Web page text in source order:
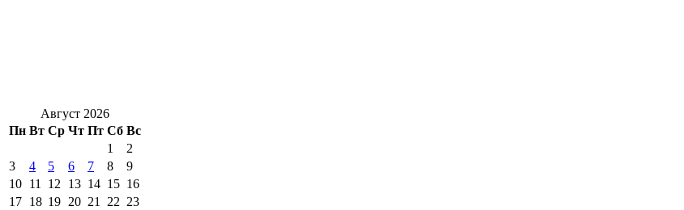
Август 2026
Пн Вт Ср Чт Пт Сб Вс
1
2
3
4 5 6 7 8
9
10 11 12 13 14 15 16
17 18 19 20 21 22 23